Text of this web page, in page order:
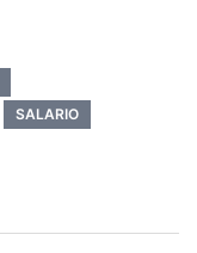
SALARIO